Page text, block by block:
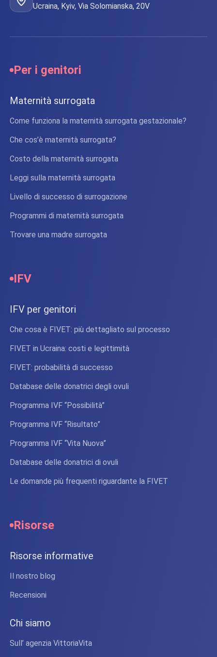
Ucraina, Kyiv, Via Solomianska, 20V
Per i genitori
Maternità surrogata
Come funziona la maternità surrogata gestazionale?
Che cos’è maternità surrogata?
Costo della maternità surrogata
Leggi sulla maternità surrogata
Livello di successo di surrogazione
Programmi di maternità surrogata
Trovare una madre surrogata
IFV
IFV per genitori
Che cosa è FIVET: più dettagliato sul processo
FIVET in Ucraina: costi e legittimità
FIVET: probabilità di successo
Database delle donatrici degli ovuli
Programma IVF “Possibilità”
Programma IVF “Risultato”
Programma IVF “Vita Nuova”
Database delle donatrici di ovuli
Le domande più frequenti riguardante la FIVET
Risorse
Risorse informative
Il nostro blog
Recensioni
Chi siamo
Sull’ agenzia VittoriaVita